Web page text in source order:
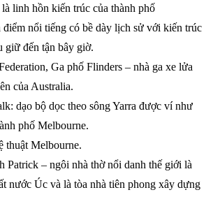
linh hồn kiến trúc của thành phố
điểm nổi tiếng có bề dày lịch sử với kiến trúc
giữ đến tận bây giờ.
Ga phố Flinders – nhà ga xe lửa
của Australia.
dạo bộ dọc theo sông Yarra được ví như
phố Melbourne.
thuật Melbourne.
Patrick – ngôi nhà thờ nổi danh thế giới là
nước Úc và là tòa nhà tiên phong xây dựng